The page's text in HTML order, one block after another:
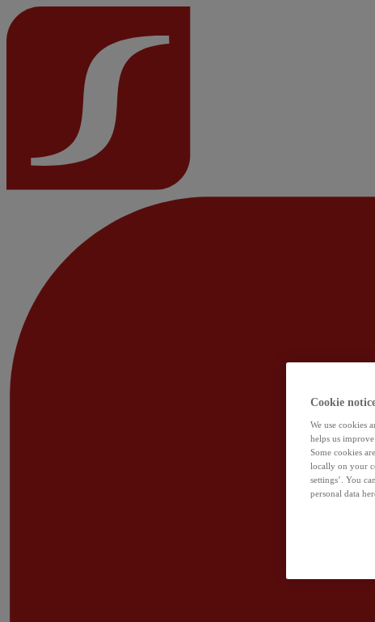
Cookie
We use cookies
helps us
Some cookies
locally on your
settings’. You
personal data